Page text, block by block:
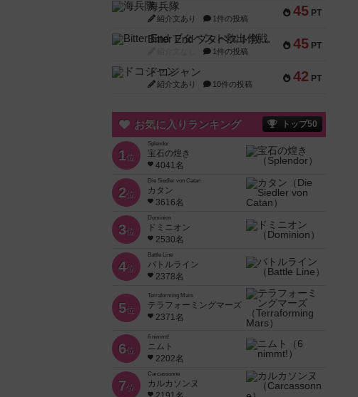
45 PT
海兵隊
紹介文あり 1件の投稿
45 PT
Bitter End ブタペスト救出作戦
1件の投稿
42 PT
ドコジャン
紹介文あり 10件の投稿
お気に入りランキング トップ50
1位
Splendor
宝石の煌き
4041名
2位
Die Siedler von Catan
カタン
3616名
3位
Dominion
ドミニオン
2530名
4位
Battle Line
バトルライン
2378名
5位
Terraforming Mars
テラフォーミングマーズ
2371名
6位
6 nimmt!
ニムト
2202名
7位
Carcassonne
カルカソンヌ